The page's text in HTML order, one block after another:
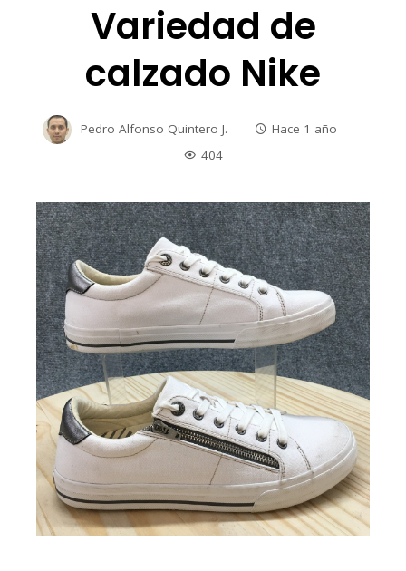
Variedad de
calzado Nike
Pedro Alfonso Quintero J.
Hace 1 año
404